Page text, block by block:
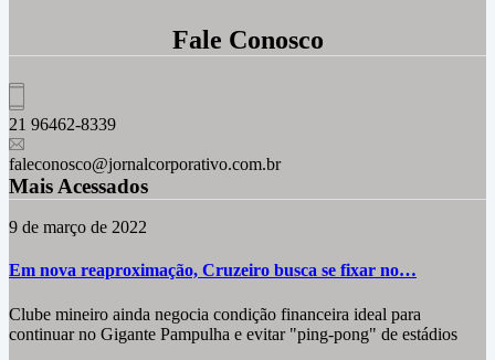
Fale Conosco
21 96462-8339
faleconosco@jornalcorporativo.com.br
Mais Acessados
9 de março de 2022
Em nova reaproximação, Cruzeiro busca se fixar no…
Clube mineiro ainda negocia condição financeira ideal para
continuar no Gigante Pampulha e evitar "ping-pong" de estádios